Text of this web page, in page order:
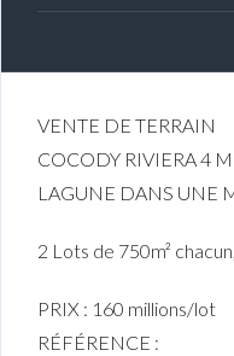
VENTE DE TERRAIN
COCODY RIVIERA 4
LAGUNE DANS UNE
2 Lots de 750m²
PRIX : 160 millions/lot
RÉFÉRENCE :